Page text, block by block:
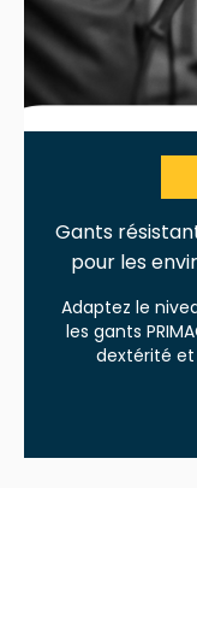
Gants
pour les
Adaptez le
les gants
dextérité